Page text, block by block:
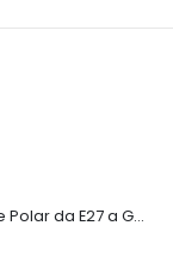
Adattatore Polar da E27 a GU9